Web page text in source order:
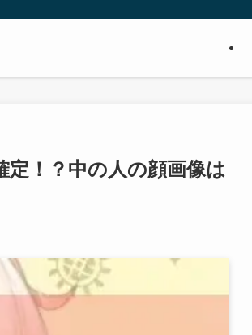
！？中の人の顔画像は